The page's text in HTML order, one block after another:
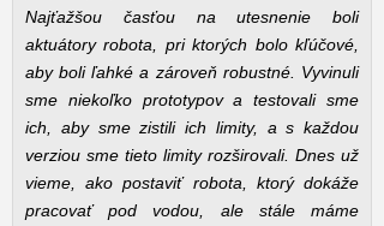
Najťažšou časťou na utesnenie boli
aktuátory robota, pri ktorých bolo kľúčové,
aby boli ľahké a zároveň robustné. Vyvinuli
sme niekoľko prototypov a testovali sme
ich, aby sme zistili ich limity, a s každou
verziou sme tieto limity rozširovali. Dnes už
vieme, ako postaviť robota, ktorý dokáže
pracovať pod vodou, ale stále máme